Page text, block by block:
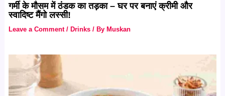
गर्मी के मौसम में ठंडक का तड़का – घर पर बनाएं क्रीमी और
स्वादिष्ट मैंगो लस्सी!
Leave a Comment / Drinks / By Muskan